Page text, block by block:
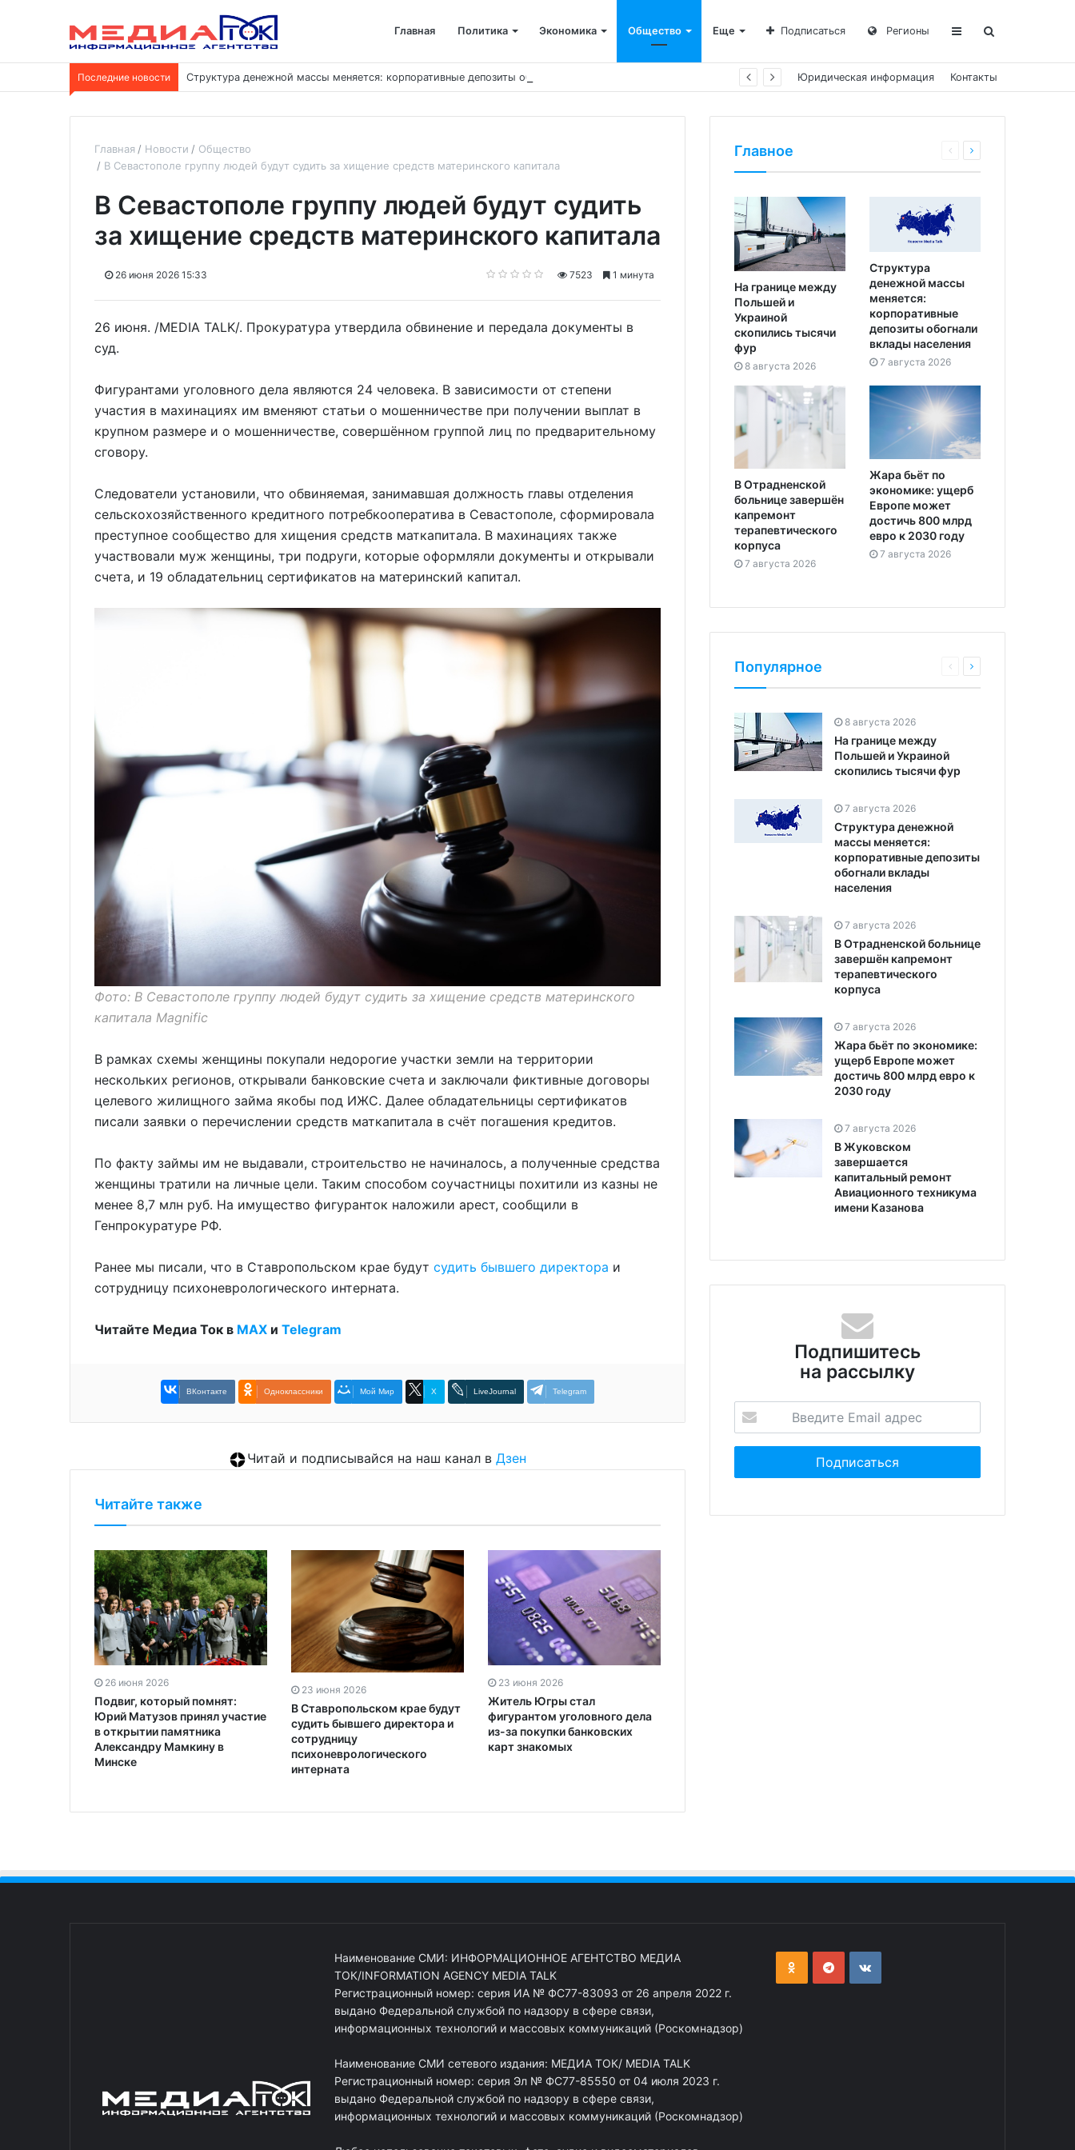
Главная Политика Экономика Общество Еще Подписаться Регионы
Последние новости Структура денежной массы меняется: корпоративные депозиты обогнали вклады населения Юридическая информация Контакты
Главная Новости
Общество
В Севастополе группу людей будут судить за хищение средств материнского капитала
В Севастополе группу людей будут судить
за хищение средств материнского капитала
26 июня 2026 15:33 7523 1 минута
26 июня. /MEDIA TALK/. Прокуратура утвердила обвинение и передала документы в
суд.
Фигурантами уголовного дела являются 24 человека. В зависимости от степени
участия в махинациях им вменяют статьи о мошенничестве при получении выплат в
крупном размере и о мошенничестве, совершённом группой лиц по предварительному
сговору.
Следователи установили, что обвиняемая, занимавшая должность главы отделения
сельскохозяйственного кредитного потребкооператива в Севастополе, сформировала
преступное сообщество для хищения средств маткапитала. В махинациях также
участвовали муж женщины, три подруги, которые оформляли документы и открывали
счета, и 19 обладательниц сертификатов на материнский капитал.
Фото: В Севастополе группу людей будут судить за хищение средств материнского
капитала Magnific
В рамках схемы женщины покупали недорогие участки земли на территории
нескольких регионов, открывали банковские счета и заключали фиктивные договоры
целевого жилищного займа якобы под ИЖС. Далее обладательницы сертификатов
писали заявки о перечислении средств маткапитала в счёт погашения кредитов.
По факту займы им не выдавали, строительство не начиналось, а полученные средства
женщины тратили на личные цели. Таким способом соучастницы похитили из казны не
менее 8,7 млн руб. На имущество фигуранток наложили арест, сообщили в
Генпрокуратуре РФ.
Ранее мы писали, что в Ставропольском крае будут судить бывшего директора и
сотрудницу психоневрологического интерната.
Читайте Медиа Ток в МАХ и Telegram
ВКонтакте Одноклассники Мой Мир X LiveJournal Telegram
Читай и подписывайся на наш канал в Дзен
Читайте также
26 июня 2026
Подвиг, который помнят:
Юрий Матузов принял участие
в открытии памятника
Александру Мамкину в
Минске
23 июня 2026
В Ставропольском крае будут
судить бывшего директора и
сотрудницу
психоневрологического
интерната
23 июня 2026
Житель Югры стал
фигурантом уголовного дела
из-за покупки банковских
карт знакомых
Главное
На границе между
Польшей и
Украиной
скопились тысячи
фур
8 августа 2026
Структура
денежной массы
меняется:
корпоративные
депозиты обогнали
вклады населения
7 августа 2026
В Отрадненской
больнице завершён
капремонт
терапевтического
корпуса
7 августа 2026
Жара бьёт по
экономике: ущерб
Европе может
достичь 800 млрд
евро к 2030 году
7 августа 2026
Популярное
8 августа 2026
На границе между
Польшей и Украиной
скопились тысячи фур
7 августа 2026
Структура денежной
массы меняется:
корпоративные депозиты
обогнали вклады
населения
7 августа 2026
В Отрадненской больнице
завершён капремонт
терапевтического
корпуса
7 августа 2026
Жара бьёт по экономике:
ущерб Европе может
достичь 800 млрд евро к
2030 году
7 августа 2026
В Жуковском
завершается
капитальный ремонт
Авиационного техникума
имени Казанова
Подпишитесь
на рассылку
Наименование СМИ: ИНФОРМАЦИОННОЕ АГЕНТСТВО МЕДИА
ТОК/INFORMATION AGENCY MEDIA TALK
Регистрационный номер: серия ИА № ФС77-83093 от 26 апреля 2022 г.
выдано Федеральной службой по надзору в сфере связи,
информационных технологий и массовых коммуникаций (Роскомнадзор)
Наименование СМИ сетевого издания: МЕДИА ТОК/ MEDIA TALK
Регистрационный номер: серия Эл № ФС77-85550 от 04 июля 2023 г.
выдано Федеральной службой по надзору в сфере связи,
информационных технологий и массовых коммуникаций (Роскомнадзор)